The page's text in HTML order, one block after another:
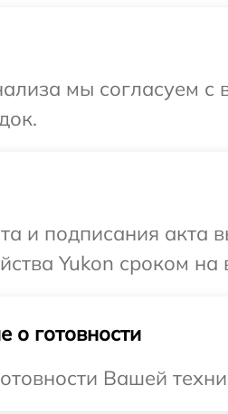
мы согласуем
и подписания акта
Yukon сроком на
готовности
Вашей